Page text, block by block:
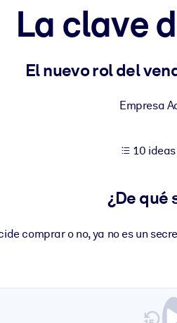
confiables y listos para usar.
para mejorar los resultados.
La clave
El nuevo rol del
Empresa
10
¿De qué
comprar o no, ya no es un